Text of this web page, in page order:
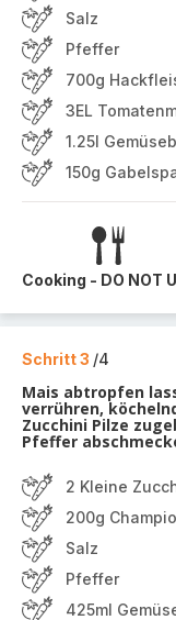
Salz
Pfeffer
700g
3EL
1.25l
150g
Cooking - DO NOT
Schritt 3 /4
Mais abtropfen
verrühren,
Zucchini Pilze
Pfeffer
2 Kleine
200g
Salz
Pfeffer
425ml